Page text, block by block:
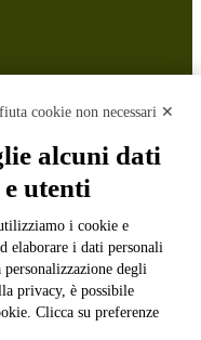
cookie non necessari ✕
alcuni dati
utenti
i cookie e
elaborare i dati personali
degli
privacy, è possibile
Clicca su preferenze